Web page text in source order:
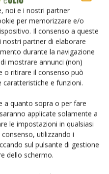
noi e i nostri partner
per memorizzare e/o
Il consenso a queste
partner di elaborare
durante la navigazione
mostrare annunci (non)
o ritirare il consenso può
caratteristiche e funzioni.
a quanto sopra o per fare
applicate solamente a
le impostazioni in qualsiasi
utilizzando i
sul pulsante di gestione
dello schermo.
newsletter